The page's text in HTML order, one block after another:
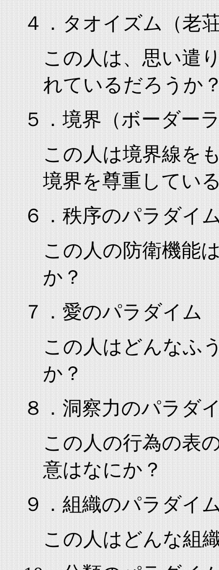
４．タオイズム（老
この人は、思い遣
れているだろうか
５．境界（ボーダー
この人は境界線を
境界を尊重してい
６．秩序のパラダイ
この人の防衛機能
か？
７．愛のパラダイム
この人はどんなふ
か？
８．洞察力のパラダ
この人の行為の表
意はなにか？
９．組織のパラダイ
この人はどんな組